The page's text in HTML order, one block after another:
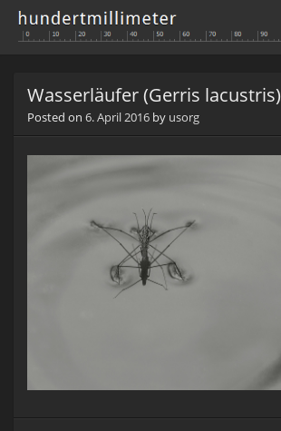
Wasserläufer (Gerris lacustris)
Posted on 6. April 2016 by usorg